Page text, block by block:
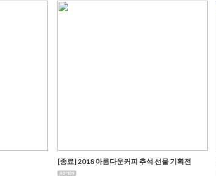
[종료] 2018 아름다운커피 추석 선물 기획전